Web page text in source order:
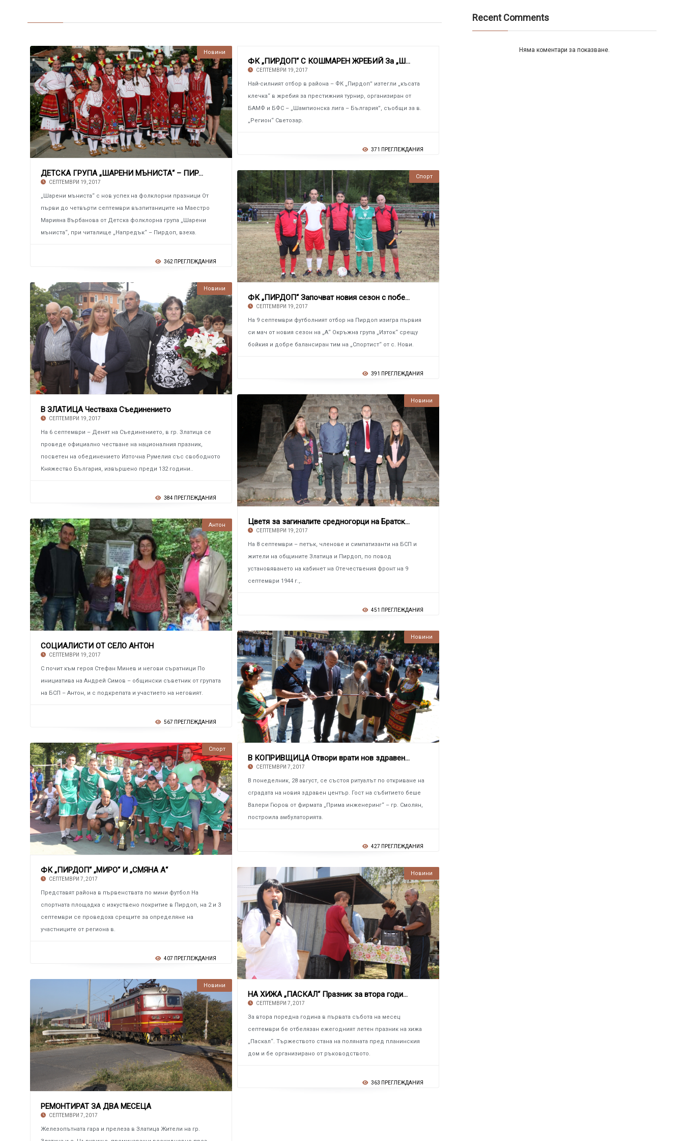
Новини
ДЕТСКА ГРУПА „ШАРЕНИ МЪНИСТА“ – ПИРДОП
СЕПТЕМВРИ 19, 2017
„Шарени мъниста“ с нов успех на фолклорни празници От
първи до четвърти септември възпитаниците на Маестро
Марияна Върбанова от Детска фолклорна група „Шарени
мъниста“, при читалище „Напредък“ – Пирдоп, взеха.
362 ПРЕГЛЕЖДАНИЯ
ФК „ПИРДОП“ С КОШМАРЕН ЖРЕБИЙ За „Шампионска
СЕПТЕМВРИ 19, 2017
Най-силният отбор в района – ФК „Пирдоп” изтегли „късата
клечка“ в жребия за престижния турнир, организиран от
БАМФ и БФС – „Шампионска лига – България”, съобщи за в.
„Регион“ Светозар.
371 ПРЕГЛЕЖДАНИЯ
Спорт
ФК „ПИРДОП“ Започват новия сезон с победа
СЕПТЕМВРИ 19, 2017
На 9 септември футболният отбор на Пирдоп изигра първия
си мач от новия сезон на „А“ Окръжна група „Изток“ срещу
бойкия и добре балансиран тим на „Спортист“ от с. Нови.
391 ПРЕГЛЕЖДАНИЯ
Новини
В ЗЛАТИЦА Честваха Съединението
СЕПТЕМВРИ 19, 2017
На 6 септември – Денят на Съединението, в гр. Златица се
проведе официално честване на националния празник,
посветен на обединението Източна Румелия със свободното
Княжество България, извършено преди 132 години..
384 ПРЕГЛЕЖДАНИЯ
Новини
Цветя за загиналите средногорци на Братска мо
СЕПТЕМВРИ 19, 2017
На 8 септември – петък, членове и симпатизанти на БСП и
жители на общините Златица и Пирдоп, по повод
установяването на кабинет на Отечествения фронт на 9
септември 1944 г.,.
451 ПРЕГЛЕЖДАНИЯ
Антон
СОЦИАЛИСТИ ОТ СЕЛО АНТОН
СЕПТЕМВРИ 19, 2017
С почит към героя Стефан Минев и негови съратници По
инициатива на Андрей Симов – общински съветник от групата
на БСП – Антон, и с подкрепата и участието на неговият.
567 ПРЕГЛЕЖДАНИЯ
Новини
В КОПРИВЩИЦА Отвори врати нов здравен център
СЕПТЕМВРИ 7, 2017
В понеделник, 28 август, се състоя ритуалът по откриване на
сградата на новия здравен център. Гост на събитието беше
Валери Гюров от фирмата „Прима инженеринг“ – гр. Смолян,
построила амбулаторията.
427 ПРЕГЛЕЖДАНИЯ
Спорт
ФК „ПИРДОП“ „МИРО“ И „СМЯНА А“
СЕПТЕМВРИ 7, 2017
Представят района в първенствата по мини футбол На
спортната площадка с изкуствено покритие в Пирдоп, на 2 и 3
септември се проведоха срещите за определяне на
участниците от региона в.
407 ПРЕГЛЕЖДАНИЯ
Новини
НА ХИЖА „ПАСКАЛ“ Празник за втора година пре
СЕПТЕМВРИ 7, 2017
За втора поредна година в първата събота на месец
септември бе отбелязан ежегодният летен празник на хижа
„Паскал“. Тържеството стана на поляната пред планинския
дом и бе организирано от ръководството.
363 ПРЕГЛЕЖДАНИЯ
Новини
РЕМОНТИРАТ ЗА ДВА МЕСЕЦА
СЕПТЕМВРИ 7, 2017
Железопътната гара и прелеза в Златица Жители на гр.
Recent Comments
Няма коментари за показване.